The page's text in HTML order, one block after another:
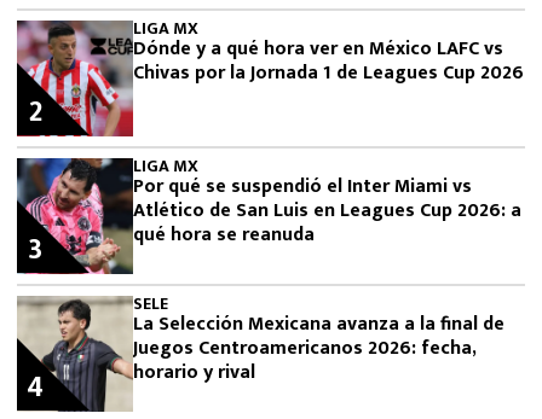
LIGA MX
Dónde y a qué hora ver en México LAFC vs
Chivas por la Jornada 1 de Leagues Cup 2026
2
LIGA MX
Por qué se suspendió el Inter Miami vs
Atlético de San Luis en Leagues Cup 2026: a
qué hora se reanuda
3
SELE
La Selección Mexicana avanza a la final de
Juegos Centroamericanos 2026: fecha,
horario y rival
4